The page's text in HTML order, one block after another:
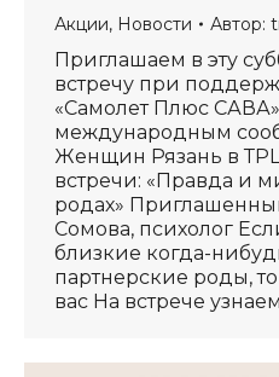
Акции, Новости Автор:
Приглашаем в эту
встречу при
«Самолет Плюс
международным
Женщин Рязань в
встречи: «Правда и
родах»
Сомова, психолог
близкие когда-
партнерские роды,
вас На встрече